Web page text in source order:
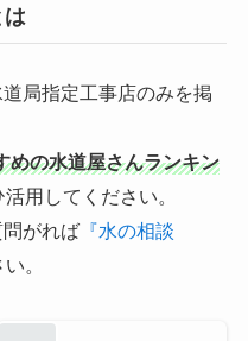
局指定工事店のみを掲
めの水道屋さんランキン
用してください。
がれば『水の相談
。